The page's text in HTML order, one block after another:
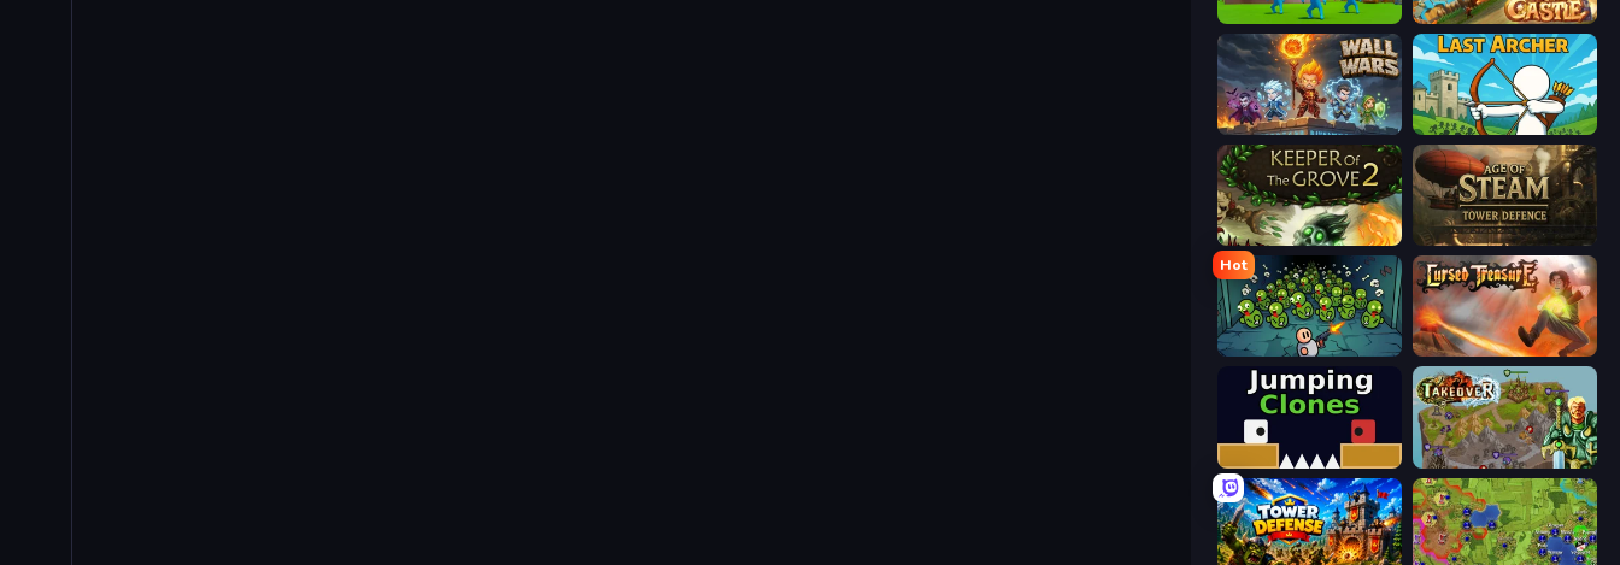
Wild Castle TD: Grow Empire
Wall Wars Last Archer
Keeper of the Grove 2 Age of Steam Tower Defence
Hot
Base Defence Cursed Treasure
Jumping Clones Takeover